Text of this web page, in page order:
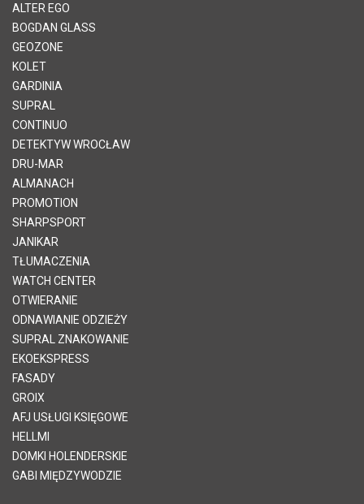
ALTER EGO
BOGDAN GLASS
GEOZONE
KOLET
GARDINIA
SUPRAL
CONTINUO
DETEKTYW WROCŁAW
DRU-MAR
ALMANACH
PROMOTION
SHARPSPORT
JANIKAR
TŁUMACZENIA
WATCH CENTER
OTWIERANIE
ODNAWIANIE ODZIEŻY
SUPRAL ZNAKOWANIE
EKOEKSPRESS
FASADY
GROIX
AFJ USŁUGI KSIĘGOWE
HELLMI
DOMKI HOLENDERSKIE
GABI MIĘDZYWODZIE